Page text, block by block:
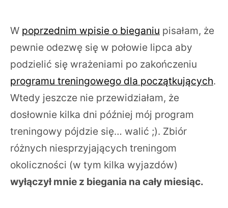
W poprzednim wpisie o bieganiu pisałam, że
pewnie odezwę się w połowie lipca aby
podzielić się wrażeniami po zakończeniu
programu treningowego dla początkujących.
Wtedy jeszcze nie przewidziałam, że
dosłownie kilka dni później mój program
treningowy pójdzie się… walić ;). Zbiór
różnych niesprzyjających treningom
okoliczności (w tym kilka wyjazdów)
wyłączył mnie z biegania na cały miesiąc.